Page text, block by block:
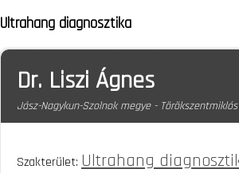
Ultrahang diagnosztika
Dr. Liszi Ágnes
Jász-Nagykun-Szolnok megye - Törökszentmiklós
Szakterület: Ultrahang